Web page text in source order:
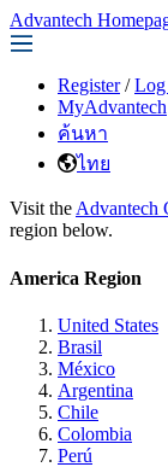
Advantech
Register /
MyAdvantech
ค้นหา
ไทย
Visit the Advantech
region below.
America Region
United States
Brasil
México
Argentina
Chile
Colombia
Perú